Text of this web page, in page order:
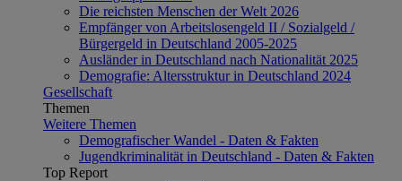
Die reichsten Menschen der Welt 2026
Empfänger von Arbeitslosengeld II / Sozialgeld /
Bürgergeld in Deutschland 2005-2025
Ausländer in Deutschland nach Nationalität 2025
Demografie: Altersstruktur in Deutschland 2024
Gesellschaft
Themen
Weitere Themen
Demografischer Wandel - Daten & Fakten
Jugendkriminalität in Deutschland - Daten & Fakten
Top Report